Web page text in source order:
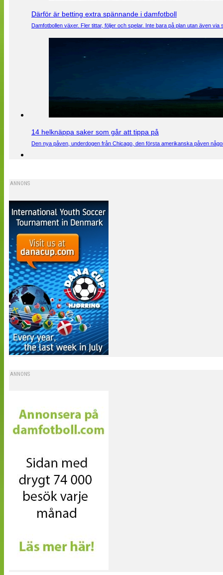
Därför är betting extra spännande i damfotboll
Damfotbollen växer. Fler tittar, följer och spelar. Inte bara på plan utan även
14 helknäppa saker som går att tippa på
Den nya påven, underdogen från Chicago, den första amerikanska påven
ANNONS
ANNONS